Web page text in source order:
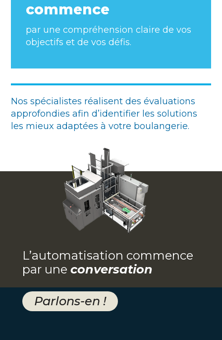
commence
par une compréhension claire de vos
objectifs et de vos défis.
Nos spécialistes réalisent des évaluations
approfondies afin d’identifier les solutions
les mieux adaptées à votre boulangerie.
L’automatisation commence
par une conversation
Parlons-en !